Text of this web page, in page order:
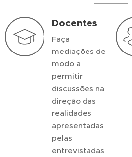
Docentes
Faça
mediações de
modo a
permitir
discussões na
direção das
realidades
apresentadas
pelas
entrevistadas